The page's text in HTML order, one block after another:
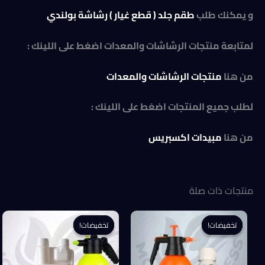
و يمكنك طلبطقم جلد ( قطع غيار ) رشاشة بولندي
لمتابعة منتجات الرشاشات والمعدات اضغط على اللينك :
من هنامنتجات الرشاشات والمعدات
لطلب جميع المنتجات اضغط على اللينك :
من هنامبيدات اكسبريس
منتجات ذات صلة
تخفيضات!
تخفيضات! تخفيضات!
تخفيضات!